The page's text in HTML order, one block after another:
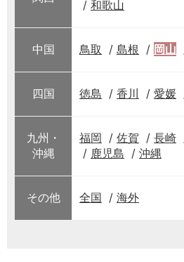
和歌山
中国 鳥取 島根 岡山
四国 徳島 香川 愛媛
九州・
沖縄
福岡 佐賀 長崎
鹿児島
沖縄
その他 全国 海外